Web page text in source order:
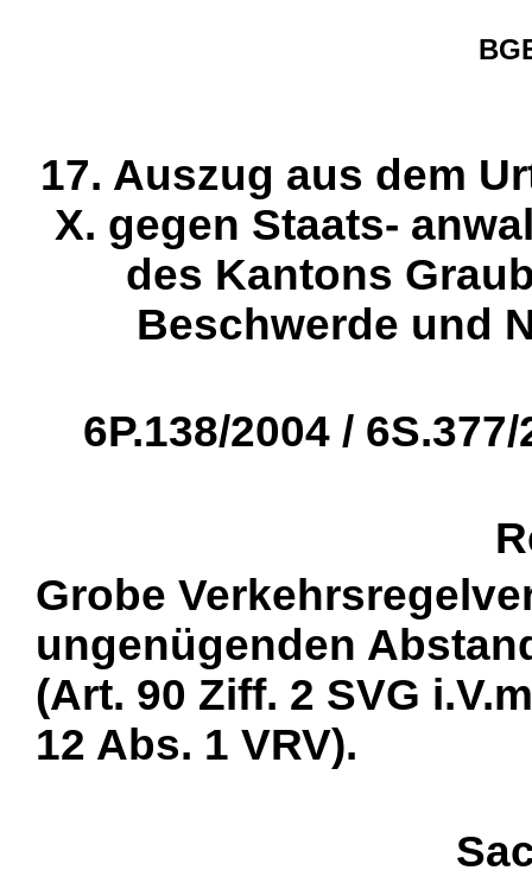
17. Auszug aus dem
X. gegen Staats-
des Kantons
Beschwerde und
6P.138/2004 /
Grobe
ungenügenden
(Art. 90 Ziff. 2 SVG
12 Abs. 1 VRV).